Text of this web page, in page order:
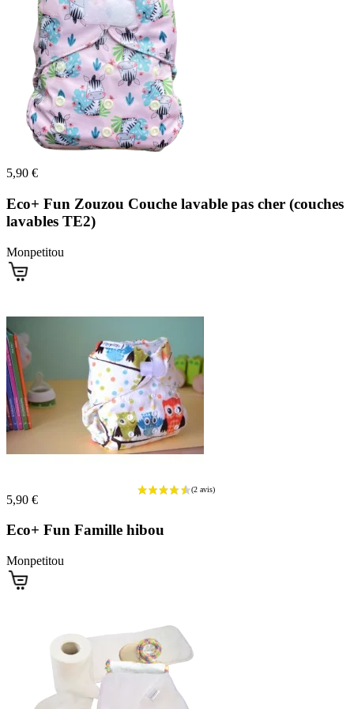
5,90 €
Eco+ Fun Zouzou Couche lavable pas cher (couches
lavables TE2)
Monpetitou
5,90 €
Eco+ Fun Famille hibou
Monpetitou